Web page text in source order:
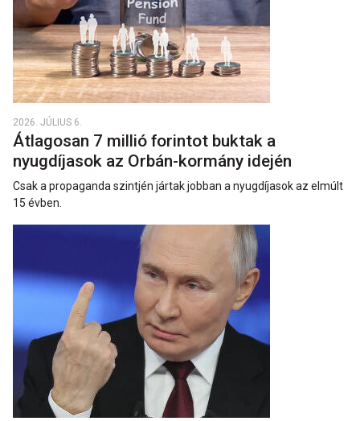
2026. JÚLIUS 6.
Átlagosan 7 millió forintot buktak a
nyugdíjasok az Orbán-kormány idején
Csak a propaganda szintjén jártak jobban a nyugdíjasok az elmúlt
15 évben.